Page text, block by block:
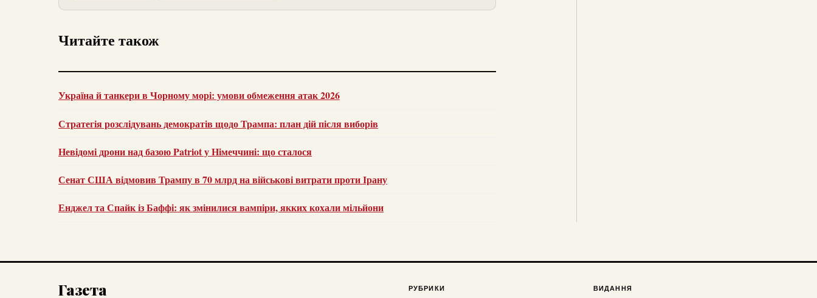
Читайте також
Україна й танкери в Чорному морі: умови обмеження атак 2026
Стратегія розслідувань демократів щодо Трампа: план дій після виборів
Невідомі дрони над базою Patriot у Німеччині: що сталося
Сенат США відмовив Трампу в 70 млрд на військові витрати проти Ірану
Енджел та Спайк із Баффі: як змінилися вампіри, якких кохали мільйони
Газета РУБРИКИ ВИДАННЯ